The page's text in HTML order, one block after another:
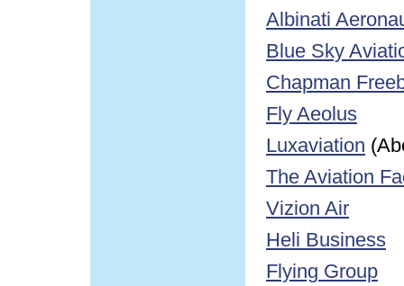
Albinati
Blue Sky
Chapman
Fly Aeolus
Luxaviation
The Aviation
Vizion Air
Heli Business
Flying Group